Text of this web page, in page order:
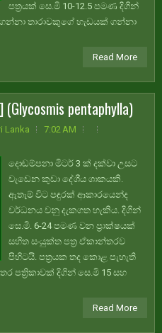
පත්‍රයක් සෙ.මි 10-12.5 පමණ දිගින්
තාරාවකුගේ හැඩයක් ගන්නා
Read More
pentaphylla)
Lanka
7:02 AM
දොඬම්පනා මීටර් 3 ක් දක්වා උසට
වැඩෙන කුඩා දේශීය ශාකයකි.
ඇතැම් විට පඳුරක් ආකාරයෙන්ද
වර්ධනය වනු දැකගත හැකිය. දිගින්
සෙ.මි. 6-24 පමණ වන ප්‍රාක්ෂයක්
සහිත සංයුක්ත පත්‍ර ඒකාන්තරව
පිහිටයි. පත්‍රයක තද කොළ පැහැති
පත්‍රිකාවක් දිගින් සෙ.මි 15 සහ
Read More